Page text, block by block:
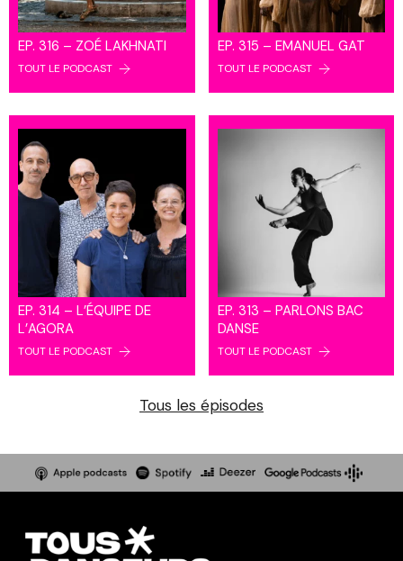
EP. 316 – ZOÉ LAKHNATI
TOUT LE PODCAST
EP. 315 – EMANUEL GAT
TOUT LE PODCAST
EP. 314 – L’ÉQUIPE DE
L’AGORA
TOUT LE PODCAST
EP. 313 – PARLONS BAC
DANSE
TOUT LE PODCAST
Tous les épisodes